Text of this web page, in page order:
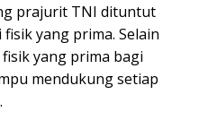
prajurit TNI dituntut
yang prima. Selain
yang prima bagi
mendukung setiap